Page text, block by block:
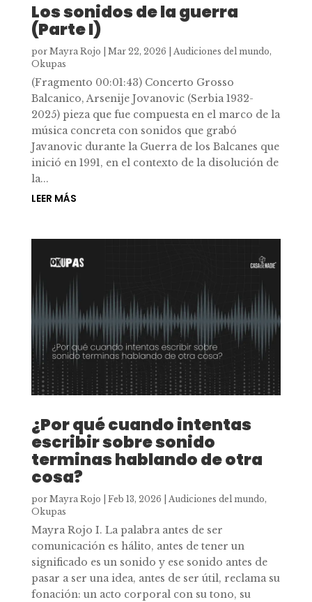
Los sonidos de la guerra
(Parte I)
por Mayra Rojo Mar 22, 2026 Audiciones del mundo,
Okupas
(Fragmento 00:01:43) Concerto Grosso
Balcanico, Arsenije Jovanovic (Serbia 1932-
2025) pieza que fue compuesta en el marco de la
música concreta con sonidos que grabó
Javanovic durante la Guerra de los Balcanes que
inició en 1991, en el contexto de la disolución de
la...
LEER MÁS
¿Por qué cuando intentas
escribir sobre sonido
terminas hablando de otra
cosa?
por Mayra Rojo Feb 13, 2026 Audiciones del mundo,
Okupas
Mayra Rojo I. La palabra antes de ser
comunicación es hálito, antes de tener un
significado es un sonido y ese sonido antes de
pasar a ser una idea, antes de ser útil, reclama su
fonación: un acto corporal con su tono, su